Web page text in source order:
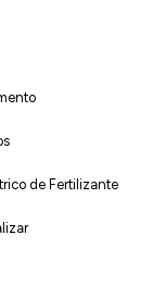
de Fertilizante